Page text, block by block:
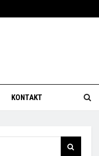
KONTAKT